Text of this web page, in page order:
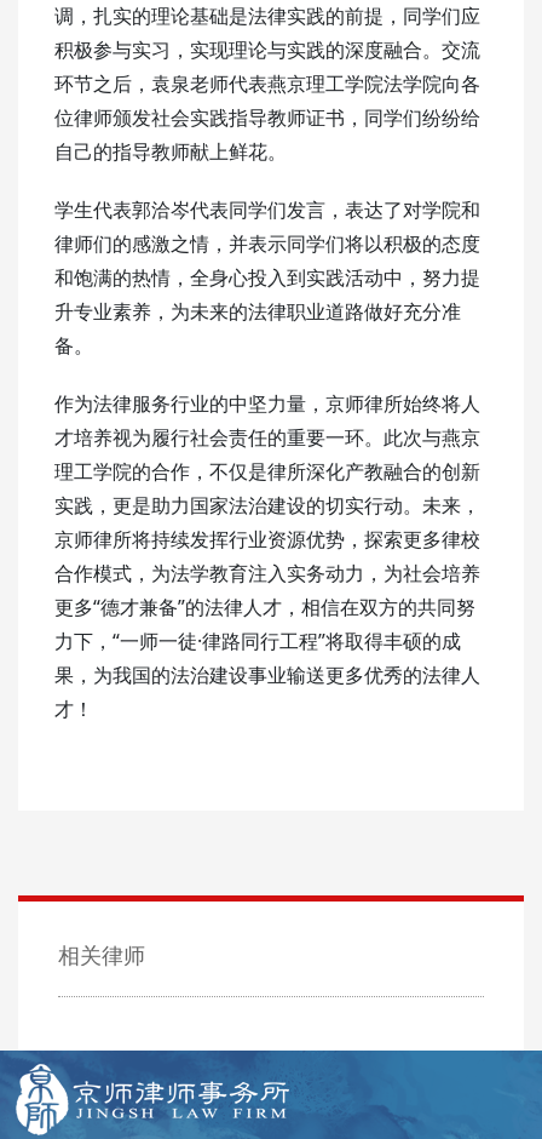
调，扎实的理论基础是法律实践的前提，同学们应
积极参与实习，实现理论与实践的深度融合。交流
环节之后，袁泉老师代表燕京理工学院法学院向各
位律师颁发社会实践指导教师证书，同学们纷纷给
自己的指导教师献上鲜花。
学生代表郭洽岑代表同学们发言，表达了对学院和
律师们的感激之情，并表示同学们将以积极的态度
和饱满的热情，全身心投入到实践活动中，努力提
升专业素养，为未来的法律职业道路做好充分准
备。
作为法律服务行业的中坚力量，京师律所始终将人
才培养视为履行社会责任的重要一环。此次与燕京
理工学院的合作，不仅是律所深化产教融合的创新
实践，更是助力国家法治建设的切实行动。未来，
京师律所将持续发挥行业资源优势，探索更多律校
合作模式，为法学教育注入实务动力，为社会培养
更多“德才兼备”的法律人才，相信在双方的共同努
力下，“一师一徒·律路同行工程”将取得丰硕的成
果，为我国的法治建设事业输送更多优秀的法律人
才！
相关律师